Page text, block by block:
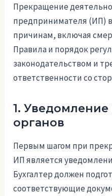
Прекращение
предпринимателя (ИП)
причинам, включая
Правила и порядок
законодательством и
ответственности со
1.
органов
Первым шагом при
ИП является
Бухгалтер должен
соответствующие